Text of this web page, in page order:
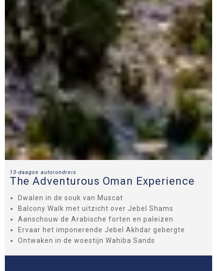
13-daagse autorondreis
The Adventurous Oman Experience
Dwalen in de souk van Muscat
Balcony Walk met uitzicht over Jebel Shams
Aanschouw de Arabische forten en paleizen
Ervaar het imponerende Jebel Akhdar gebergte
Ontwaken in de woestijn Wahiba Sands